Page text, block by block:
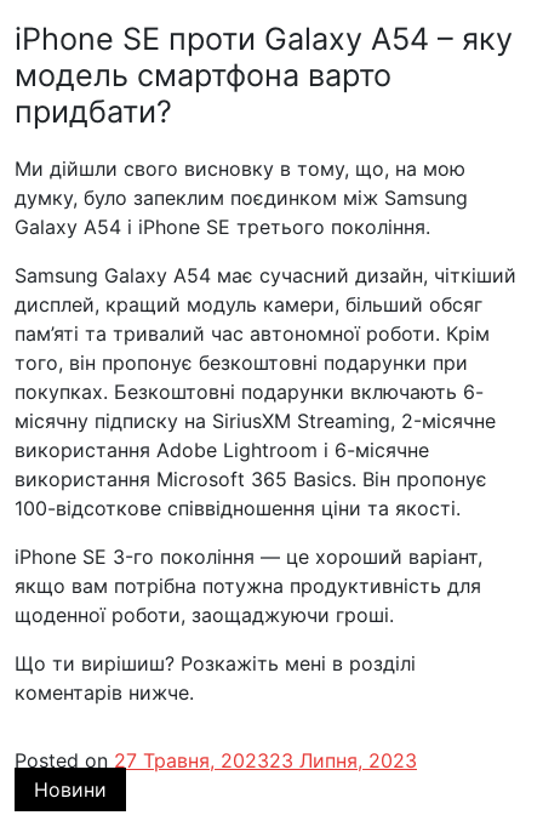
iPhone SE проти Galaxy A54 – яку
модель смартфона варто
придбати?
Ми дійшли свого висновку в тому, що, на мою
думку, було запеклим поєдинком між Samsung
Galaxy A54 і iPhone SE третього покоління.
Samsung Galaxy A54 має сучасний дизайн, чіткіший
дисплей, кращий модуль камери, більший обсяг
пам’яті та тривалий час автономної роботи. Крім
того, він пропонує безкоштовні подарунки при
покупках. Безкоштовні подарунки включають 6-
місячну підписку на SiriusXM Streaming, 2-місячне
використання Adobe Lightroom і 6-місячне
використання Microsoft 365 Basics. Він пропонує
100-відсоткове співвідношення ціни та якості.
iPhone SE 3-го покоління — це хороший варіант,
якщо вам потрібна потужна продуктивність для
щоденної роботи, заощаджуючи гроші.
Що ти вирішиш? Розкажіть мені в розділі
коментарів нижче.
Posted on 27 Травня, 202323 Липня, 2023
Новини